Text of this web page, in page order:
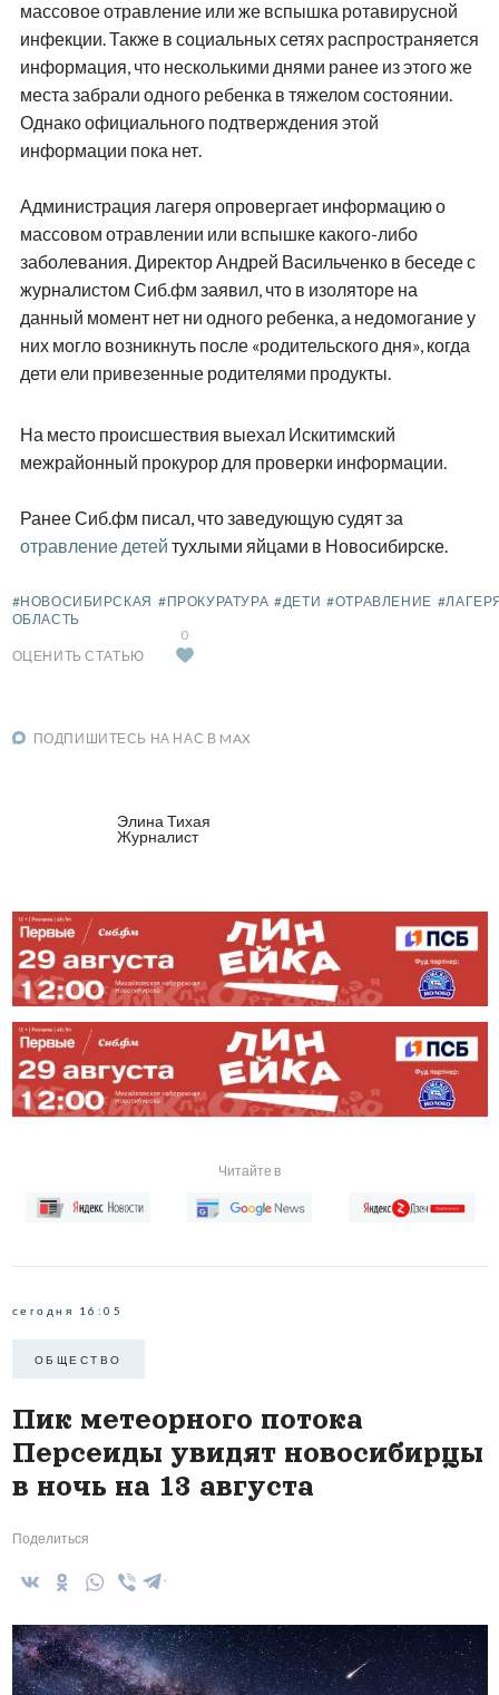
массовое отравление или же вспышка ротавирусной
инфекции. Также в социальных сетях распространяется
информация, что несколькими днями ранее из этого же
места забрали одного ребенка в тяжелом состоянии.
Однако официального подтверждения этой
информации пока нет.
Администрация лагеря опровергает информацию о
массовом отравлении или вспышке какого-либо
заболевания. Директор Андрей Васильченко в беседе с
журналистом Сиб.фм заявил, что в изоляторе на
данный момент нет ни одного ребенка, а недомогание у
них могло возникнуть после «родительского дня», когда
дети ели привезенные родителями продукты.
На место происшествия выехал Искитимский
межрайонный прокурор для проверки информации.
Ранее Сиб.фм писал, что заведующую судят за
отравление детей тухлыми яйцами в Новосибирске.
#НОВОСИБИРСКАЯ
ОБЛАСТЬ
#ПРОКУРАТУРА #ДЕТИ #ОТРАВЛЕНИЕ
ОЦЕНИТЬ СТАТЬЮ
0
ПОДПИШИТЕСЬ НА НАС В MAX
Элина Тихая
Журналист
Читайте в
сегодня 16:05
ОБЩЕСТВО
Пик метеорного потока
Персеиды увидят новосибирцы
в ночь на 13 августа
Поделиться